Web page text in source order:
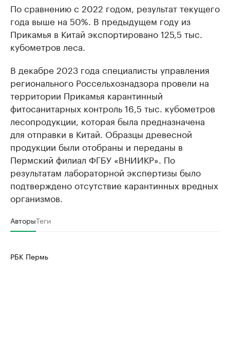
По сравнению с 2022 годом, результат текущего
года выше на 50%. В предыдущем году из
Прикамья в Китай экспортировано 125,5 тыс.
кубометров леса.
В декабре 2023 года специалисты управления
регионального Россельхознадзора провели на
территории Прикамья карантинный
фитосанитарных контроль 16,5 тыс. кубометров
лесопродукции, которая была предназначена
для отправки в Китай. Образцы древесной
продукции были отобраны и переданы в
Пермский филиал ФГБУ «ВНИИКР». По
результатам лабораторной экспертизы было
подтверждено отсутствие карантинных вредных
организмов.
АвторыТеги
РБК Пермь